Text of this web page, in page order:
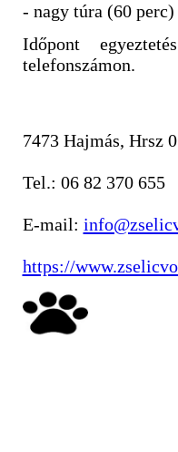
- nagy túra (60
Időpont
telefonszámon.
7473 Hajmás, Hrsz
Tel.: 06 82 370 655
E-mail:
https://